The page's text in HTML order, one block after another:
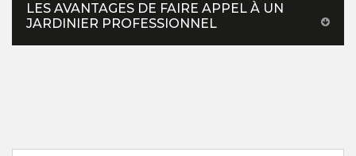
LES AVANTAGES DE FAIRE APPEL À UN
JARDINIER PROFESSIONNEL